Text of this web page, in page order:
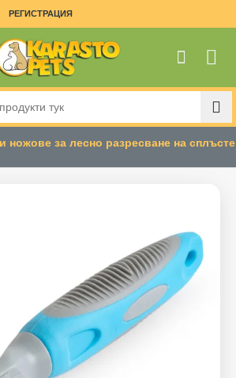
РЕГИСТРАЦИЯ
ножове за лесно разресване на